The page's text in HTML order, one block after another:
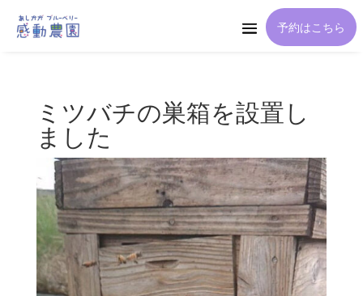
予約はこちら
ミツバチの巣箱を設置し
ました